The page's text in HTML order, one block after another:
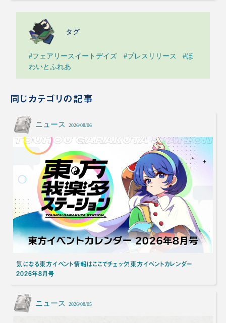
タグ
#フェアリースイートデイズ #プレスリリース
#ほ
わいとふれあ
同じカテゴリの記事
ニュース 2026/08/06
気になる東方イベント情報はここでチェック！東方イベントカレンダー
2026年8月号
ニュース 2026/08/05